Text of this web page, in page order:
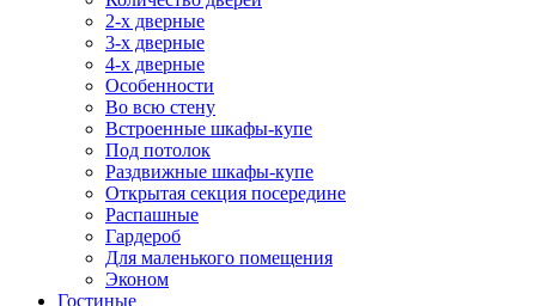
2-х дверные
3-х дверные
4-х дверные
Особенности
Во всю стену
Встроенные шкафы-купе
Под потолок
Раздвижные шкафы-купе
Открытая секция посередине
Распашные
Гардероб
Для маленького помещения
Эконом
Гостиные